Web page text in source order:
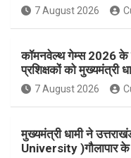
b
o
a
g
7 August 2026
कॉमनवेल्थ गेम्स 2026
प्रशिक्षकों को मुख्यमंत्री
7 August 2026
मुख्यमंत्री धामी ने
University )गौलापार के